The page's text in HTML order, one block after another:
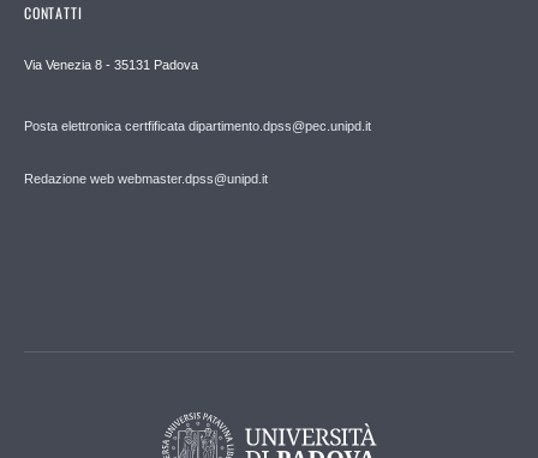
CONTATTI
Via Venezia 8 - 35131 Padova
Posta elettronica certfificata dipartimento.dpss@pec.unipd.it
Redazione web webmaster.dpss@unipd.it